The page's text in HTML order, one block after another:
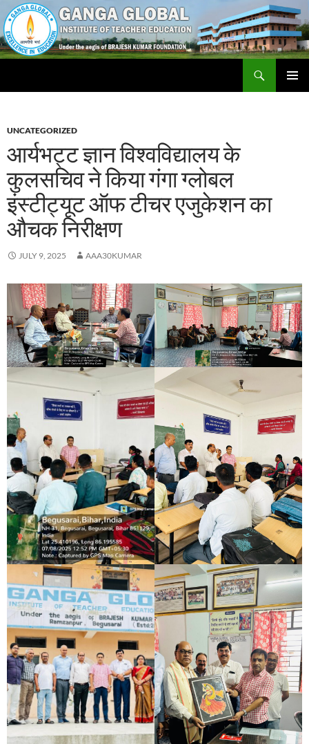
Skip
to
content
UNCATEGORIZED
आर्यभट्ट ज्ञान विश्वविद्यालय के
कुलसचिव ने किया गंगा ग्लोबल
इंस्टीट्यूट ऑफ टीचर एजुकेशन का
औचक निरीक्षण
JULY 9, 2025 AAA30KUMAR